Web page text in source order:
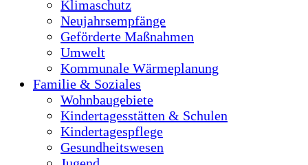
Klimaschutz
Neujahrsempfänge
Geförderte Maßnahmen
Umwelt
Kommunale Wärmeplanung
Familie & Soziales
Wohnbaugebiete
Kindertagesstätten & Schulen
Kindertagespflege
Gesundheitswesen